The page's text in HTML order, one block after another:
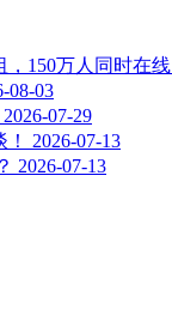
，150万人同时在线
08-03
2026-07-29
2026-07-13
2026-07-13